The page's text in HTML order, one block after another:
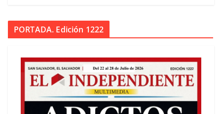
PORTADA. Edición 1222